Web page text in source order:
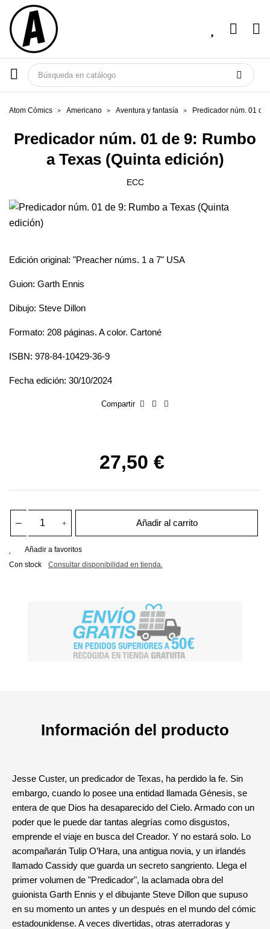
Atom Cómics Americano Aventura y fantasía Predicador núm. 01
Predicador núm. 01 de 9: Rumbo
a Texas (Quinta edición)
ECC
Edición original: "Preacher núms. 1 a 7" USA
Guion: Garth Ennis
Dibujo: Steve Dillon
Formato: 208 páginas. A color. Cartoné
ISBN: 978-84-10429-36-9
Fecha edición: 30/10/2024
Compartir
27,50 €
Añadir al carrito
Añadir a favoritos
Con stock
Consultar disponibilidad en tienda.
Información del producto
Jesse Custer, un predicador de Texas, ha perdido la fe. Sin
embargo, cuando lo posee una entidad llamada Génesis, se
entera de que Dios ha desaparecido del Cielo. Armado con un
poder que le puede dar tantas alegrías como disgustos,
emprende el viaje en busca del Creador. Y no estará solo. Lo
acompañarán Tulip O’Hara, una antigua novia, y un irlandés
llamado Cassidy que guarda un secreto sangriento. Llega el
primer volumen de "Predicador", la aclamada obra del
guionista Garth Ennis y el dibujante Steve Dillon que supuso
en su momento un antes y un después en el mundo del cómic
estadounidense. A veces divertidas, otras aterradoras y